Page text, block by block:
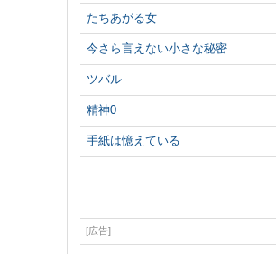
たちあがる女
今さら言えない小さな秘密
ツバル
精神0
手紙は憶えている
[広告]